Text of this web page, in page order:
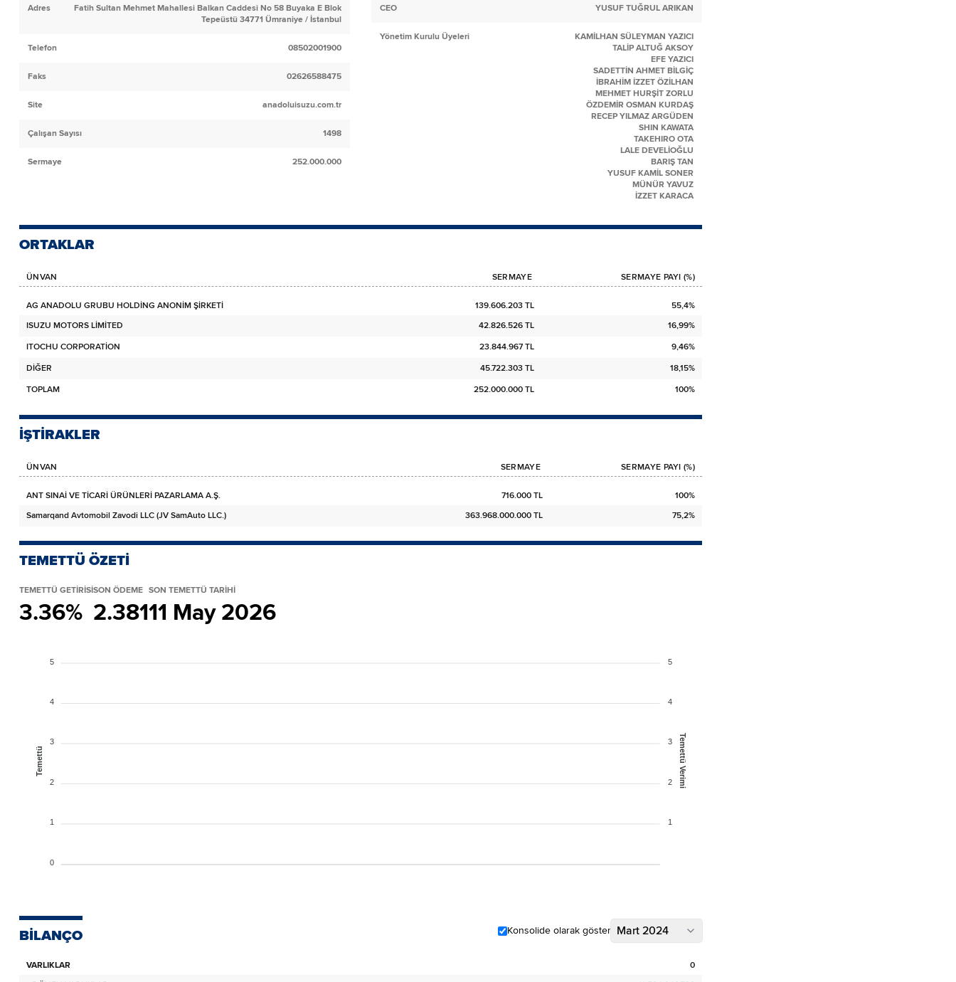
Adres
Fatih Sultan Mehmet Mahallesi Balkan Caddesi No 58 Buyaka E Blok
Tepeüstü 34771 Ümraniye / İstanbul
Telefon 08502001900
Faks 02626588475
Site anadoluisuzu.com.tr
Çalışan Sayısı 1498
Sermaye 252.000.000
CEO YUSUF TUĞRUL ARIKAN
Yönetim Kurulu Üyeleri
KAMİLHAN SÜLEYMAN YAZICI
TALİP ALTUĞ AKSOY
EFE YAZICI
SADETTİN AHMET BİLGİÇ
İBRAHİM İZZET ÖZİLHAN
MEHMET HURŞİT ZORLU
ÖZDEMİR OSMAN KURDAŞ
RECEP YILMAZ ARGÜDEN
SHIN KAWATA
TAKEHIRO OTA
LALE DEVELİOĞLU
BARIŞ TAN
YUSUF KAMİL SONER
MÜNÜR YAVUZ
İZZET KARACA
ORTAKLAR
ÜNVAN SERMAYE SERMAYE PAYI (%)
AG ANADOLU GRUBU HOLDİNG ANONİM ŞİRKETİ 139.606.203 TL
55,4%
ISUZU MOTORS LİMİTED
42.826.526 TL
16,99%
ITOCHU CORPORATİON
23.844.967 TL
9,46%
DİĞER
45.722.303 TL
18,15%
TOPLAM
252.000.000 TL 100%
İŞTİRAKLER
ÜNVAN SERMAYE SERMAYE PAYI (%)
ANT SINAİ VE TİCARİ ÜRÜNLERİ PAZARLAMA A.Ş. 716.000 TL
100%
Samarqand Avtomobil Zavodi LLC (JV SamAuto LLC.)
363.968.000.000 TL 75,2%
TEMETTÜ ÖZETİ
TEMETTÜ GETİRİSİ
3.36%
SON ÖDEME
2.381
SON TEMETTÜ TARİHİ
11 May 2026
5
4
3
2
1
0
Temettü
5
4
3
2
1
Temettü Verimi
BİLANÇO Konsolide olarak göster Mart 2024
VARLIKLAR
0